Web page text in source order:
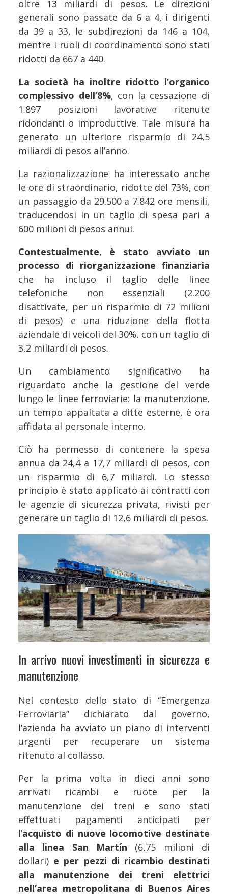
oltre 13 miliardi di pesos. Le direzioni
generali sono passate da 6 a 4, i dirigenti
da 39 a 33, le subdirezioni da 146 a 104,
mentre i ruoli di coordinamento sono stati
ridotti da 667 a 440.
La società ha inoltre ridotto l’organico
complessivo dell’8%, con la cessazione di
1.897 posizioni lavorative ritenute
ridondanti o improduttive. Tale misura ha
generato un ulteriore risparmio di 24,5
miliardi di pesos all’anno.
La razionalizzazione ha interessato anche
le ore di straordinario, ridotte del 73%, con
un passaggio da 29.500 a 7.842 ore mensili,
traducendosi in un taglio di spesa pari a
600 milioni di pesos annui.
Contestualmente, è stato avviato un
processo di riorganizzazione finanziaria
che ha incluso il taglio delle linee
telefoniche non essenziali (2.200
disattivate, per un risparmio di 72 milioni
di pesos) e una riduzione della flotta
aziendale di veicoli del 30%, con un taglio di
3,2 miliardi di pesos.
Un cambiamento significativo ha
riguardato anche la gestione del verde
lungo le linee ferroviarie: la manutenzione,
un tempo appaltata a ditte esterne, è ora
affidata al personale interno.
Ciò ha permesso di contenere la spesa
annua da 24,4 a 17,7 miliardi di pesos, con
un risparmio di 6,7 miliardi. Lo stesso
principio è stato applicato ai contratti con
le agenzie di sicurezza privata, rivisti per
generare un taglio di 12,6 miliardi di pesos.
In arrivo nuovi investimenti in sicurezza e
manutenzione
Nel contesto dello stato di “Emergenza
Ferroviaria” dichiarato dal governo,
l’azienda ha avviato un piano di interventi
urgenti per recuperare un sistema
ritenuto al collasso.
Per la prima volta in dieci anni sono
arrivati ricambi e ruote per la
manutenzione dei treni e sono stati
effettuati pagamenti anticipati per
l’acquisto di nuove locomotive destinate
alla linea San Martín (6,75 milioni di
dollari) e per pezzi di ricambio destinati
alla manutenzione dei treni elettrici
nell’area metropolitana di Buenos Aires